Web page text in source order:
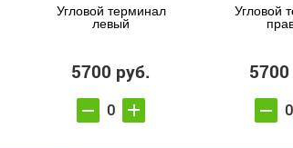
Угловой терминал
левый
5700 руб.
Угловой